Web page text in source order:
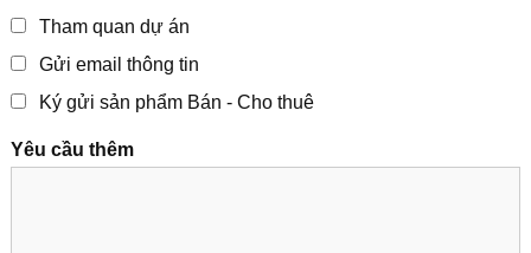
Tham quan dự án
Gửi email thông tin
Ký gửi sản phẩm Bán - Cho thuê
Yêu cầu thêm